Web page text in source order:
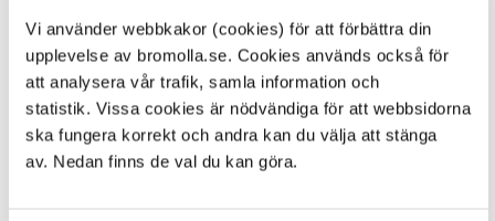
Vi använder webbkakor (cookies) för att förbättra din
upplevelse av bromolla.se. Cookies används också för
att analysera vår trafik, samla information och
statistik. Vissa cookies är nödvändiga för att webbsidorna
ska fungera korrekt och andra kan du välja att stänga
av. Nedan finns de val du kan göra.
55 Plus
AB BromöllaHem
Arbetslivsresurs